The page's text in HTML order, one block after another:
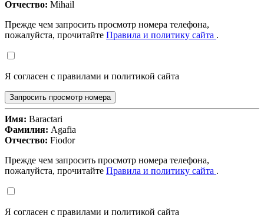
Отчество: Mihail
Прежде чем запросить просмотр номера телефона,
пожалуйста, прочитайте Правила и политику сайта .
Я согласен с правилами и политикой сайта
Запросить просмотр номера
Имя: Baractari
Фамилия: Agafia
Отчество: Fiodor
Прежде чем запросить просмотр номера телефона,
пожалуйста, прочитайте Правила и политику сайта .
Я согласен с правилами и политикой сайта